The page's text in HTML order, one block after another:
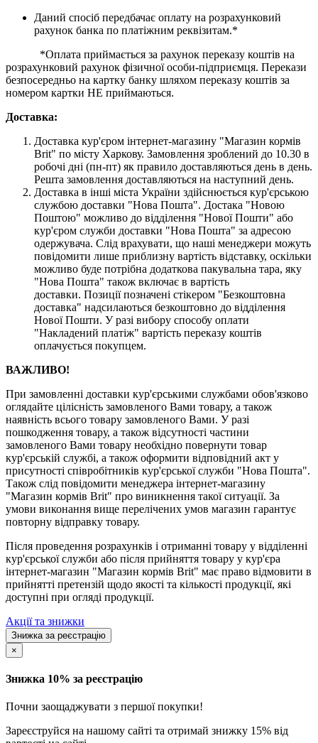
Даний спосіб передбачає оплату на розрахунковий
рахунок банка по платіжним реквізитам.*
*Оплата приймається за рахунок переказу коштів на
розрахунковий рахунок фізичної особи-підприємця. Перекази
безпосередньо на картку банку шляхом переказу коштів за
номером картки НЕ приймаються.
Доставка:
Доставка кур'єром інтернет-магазину "Магазин кормів
Brit" по місту Харкову. Замовлення зроблений до 10.30 в
робочі дні (пн-пт) як правило доставляються день в день.
Решта замовлення доставляються на наступний день.
Доставка в інші міста України здійснюється кур'єрською
службою доставки "Нова Пошта". Достака "Новою
Поштою" можливо до відділення "Нової Пошти" або
кур'єром служби доставки "Нова Пошта" за адресою
одержувача. Слід врахувати, що наші менеджери можуть
повідомити лише приблизну вартість відставку, оскільки
можливо буде потрібна додаткова пакувальна тара, яку
"Нова Пошта" також включає в вартість
доставки. Позиції позначені стікером "Безкоштовна
доставка" надсилаються безкоштовно до відділення
Нової Пошти. У разі вибору способу оплати
"Накладений платіж" вартість переказу коштів
оплачується покупцем.
ВАЖЛИВО!
При замовленні доставки кур'єрськими службами обов'язково
оглядайте цілісність замовленого Вами товару, а також
наявність всього товару замовленого Вами. У разі
пошкодження товару, а також відсутності частини
замовленого Вами товару необхідно повернути товар
кур'єрській службі, а також оформити відповідний акт у
присутності співробітників кур'єрської служби "Нова Пошта".
Також слід повідомити менеджера інтернет-магазину
"Магазин кормів Brit" про виникнення такої ситуації. За
умови виконання вище перелічених умов магазин гарантує
повторну відправку товару.
Після проведення розрахунків і отриманні товару у відділенні
кур'єрської служби або після прийняття товару у кур'єра
інтернет-магазин "Магазин кормів Brit" має право відмовити в
прийнятті претензій щодо якості та кількості продукції, які
доступні при огляді продукції.
Акції та знижки
Знижка за реєстрацію
×
Знижка 10% за реєстрацію
Почни заощаджувати з першої покупки!
Зареєструйся на нашому сайті та отримай знижку 15% від